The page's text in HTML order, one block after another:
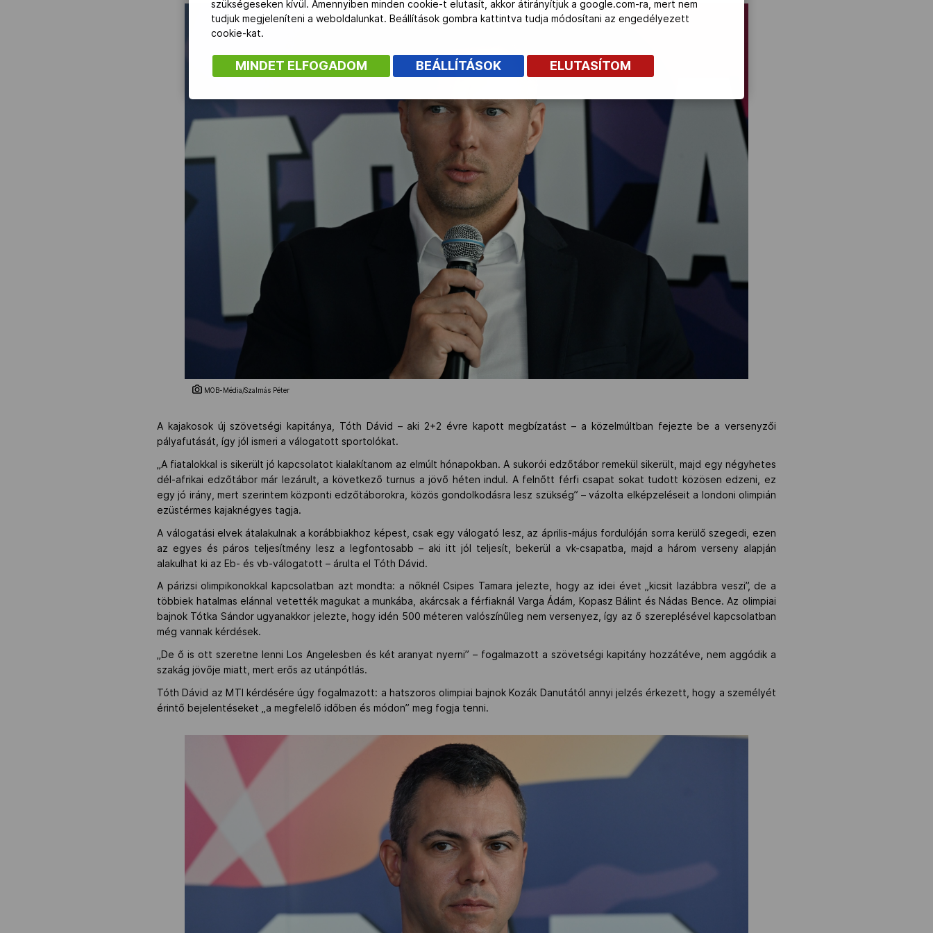
MOB-Média/Szalmás Péter
A kajakosok új szövetségi kapitánya, Tóth Dávid – aki 2+2 évre kapott megbízatást – a közelmúltban fejezte be a versenyzői
pályafutását, így jól ismeri a válogatott sportolókat.
„A fiatalokkal is sikerült jó kapcsolatot kialakítanom az elmúlt hónapokban. A sukorói edzőtábor remekül sikerült, majd egy négyhetes
dél-afrikai edzőtábor már lezárult, a következő turnus a jövő héten indul. A felnőtt férfi csapat sokat tudott közösen edzeni, ez
egy jó irány, mert szerintem központi edzőtáborokra, közös gondolkodásra lesz szükség” – vázolta elképzeléseit a londoni olimpián
ezüstérmes kajaknégyes tagja.
A válogatási elvek átalakulnak a korábbiakhoz képest, csak egy válogató lesz, az április-május fordulóján sorra kerülő szegedi, ezen
az egyes és páros teljesítmény lesz a legfontosabb – aki itt jól teljesít, bekerül a vk-csapatba, majd a három verseny alapján
alakulhat ki az Eb- és vb-válogatott – árulta el Tóth Dávid.
A párizsi olimpikonokkal kapcsolatban azt mondta: a nőknél Csipes Tamara jelezte, hogy az idei évet „kicsit lazábbra veszi”, de a
többiek hatalmas elánnal vetették magukat a munkába, akárcsak a férfiaknál Varga Ádám, Kopasz Bálint és Nádas Bence. Az olimpiai
bajnok Tótka Sándor ugyanakkor jelezte, hogy idén 500 méteren valószínűleg nem versenyez, így az ő szereplésével kapcsolatban
még vannak kérdések.
„De ő is ott szeretne lenni Los Angelesben és két aranyat nyerni” – fogalmazott a szövetségi kapitány hozzátéve, nem aggódik a
szakág jövője miatt, mert erős az utánpótlás.
Tóth Dávid az MTI kérdésére úgy fogalmazott: a hatszoros olimpiai bajnok Kozák Danutától annyi jelzés érkezett, hogy a személyét
érintő bejelentéseket „a megfelelő időben és módon” meg fogja tenni.
szükségeseken kívül. Amennyiben minden cookie-t elutasít, akkor átirányítjuk a google.com-ra, mert nem
tudjuk megjeleníteni a weboldalunkat. Beállítások gombra kattintva tudja módosítani az engedélyezett
cookie-kat.
MINDET ELFOGADOM BEÁLLÍTÁSOK ELUTASÍTOM